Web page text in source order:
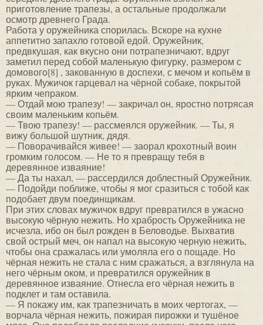
приготовление трапезы, а остальные продолжали
осмотр древнего Града.
Работа у оружейника спорилась. Вскоре на кухне
аппетитно запахло готовой едой. Оружейник,
предвкушая, как вкусно они потрапезничают, вдруг
заметил перед собой маленькую фигурку, размером с
домового[8] , закованную в доспехи, с мечом и копьём в
руках. Мужичок гарцевал на чёрной собаке, покрытой
ярким чепраком.
— Отдай мою трапезу! — закричал он, яростно потрясая
своим маленьким копьём.
— Твою трапезу! — рассмеялся оружейник. — Ты, я
вижу большой шутник, дядя.
— Поворачивайся живее! — заорал крохотный воин
громким голосом. — Не то я превращу тебя в
деревянное изваяние!
— Да ты нахал, — рассердился доблестный Оружейник.
— Подойди поближе, чтобы я мог сразиться с тобой как
подобает двум поединщикам.
При этих словах мужичок вдруг превратился в ужасно
высокую чёрную нежить. Но храбрость Оружейника не
исчезла, ибо он был рожден в Беловодье. Выхватив
свой острый меч, он напал на высокую черную нежить,
чтобы она сражалась или умоляла его о пощаде. Но
чёрная нежить не стала с ним сражаться, а взглянула на
него чёрным оком, и превратился оружейник в
деревянное изваяние. Отнесла его чёрная нежить в
подклет и там оставила.
— Я покажу им, как трапезничать в моих чертогах, —
ворчала чёрная нежить, пожирая пирожки и тушёное